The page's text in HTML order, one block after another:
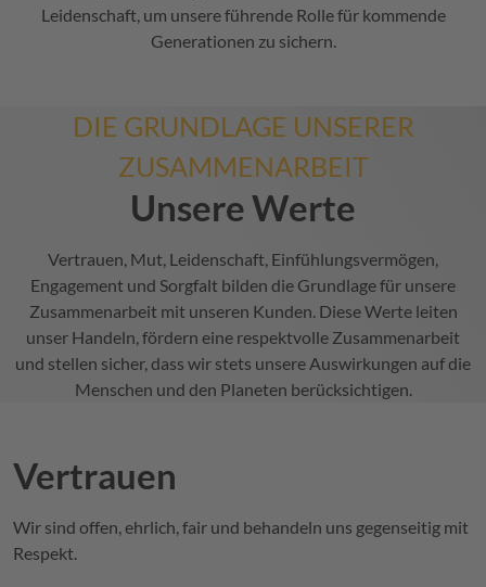
Leidenschaft, um unsere führende Rolle für kommende
Generationen zu sichern.
DIE GRUNDLAGE UNSERER
ZUSAMMENARBEIT
Unsere Werte
Vertrauen, Mut, Leidenschaft, Einfühlungsvermögen,
Engagement und Sorgfalt bilden die Grundlage für unsere
Zusammenarbeit mit unseren Kunden. Diese Werte leiten
unser Handeln, fördern eine respektvolle Zusammenarbeit
und stellen sicher, dass wir stets unsere Auswirkungen auf die
Menschen und den Planeten berücksichtigen.
Vertrauen
Wir sind offen, ehrlich, fair und behandeln uns gegenseitig mit
Respekt.